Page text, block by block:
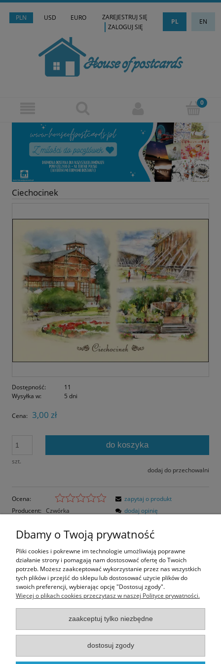
PLN USD EURO PL EN
ZAREJESTRUJ SIĘ
ZALOGUJ SIĘ
Ciechocinek
Dostępność:
11
Wysyłka w:
5 dni
Cena: 3,00 zł
szt.
do koszyka
dodaj do przechowalni
Ocena:
Producent: Czwórka
zapytaj o produkt
dodaj opinię
Opis
Opinie o produkcie (0)
Rozmiar pocztówki: 16,5x12 cm
Informacje
Moje konto
Dbamy o Twoją prywatność
Pliki cookies i pokrewne im technologie umożliwiają poprawne
działanie strony i pomagają nam dostosować ofertę do Twoich
potrzeb. Możesz zaakceptować wykorzystanie przez nas wszystkich
tych plików i przejść do sklepu lub dostosować użycie plików do
swoich preferencji, wybierając opcję "Dostosuj zgody".
Więcej o plikach cookies przeczytasz w naszej Polityce prywatności.
zaakceptuj tylko niezbędne
dostosuj zgody